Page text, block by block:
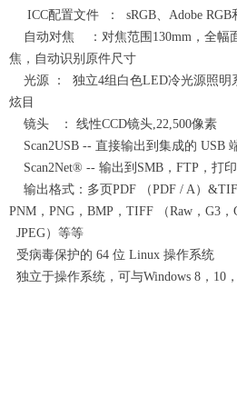
ICC配置文件 ： sRGB、Adobe RGB
自动对焦 ：对焦范围130mm，全幅
焦，自动识别原件尺寸
光源 ： 独立4组白色LED冷光源照明
炫目
镜头 ： 线性CCD镜头,22,500像素
Scan2USB -- 直接输出到集成的 USB
Scan2Net® -- 输出到SMB，FTP，打
输出格式：多页PDF （PDF / A）
PNM，PNG，BMP，TIFF （Raw，G3，
JPEG）等等
受病毒保护的 64 位 Linux 操作系统
独立于操作系统，可与Windows 8，10